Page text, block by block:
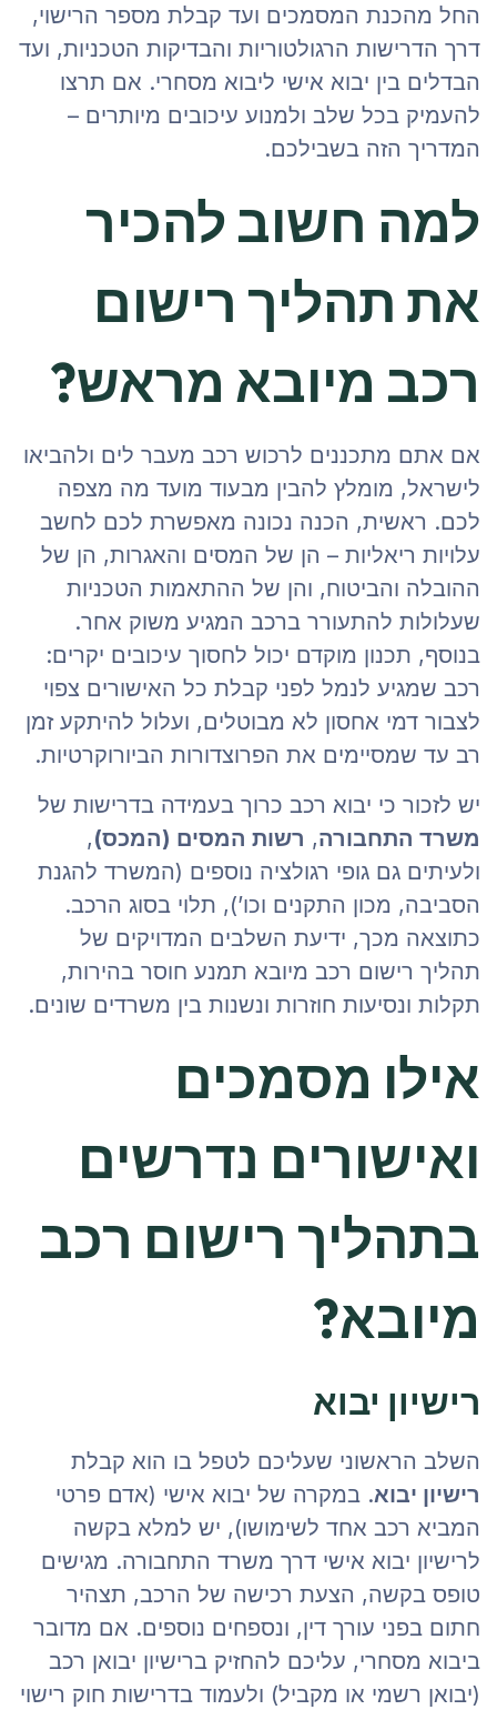
החל מהכנת המסמכים ועד קבלת מספר הרישוי,
דרך הדרישות הרגולטוריות והבדיקות הטכניות, ועד
הבדלים בין יבוא אישי ליבוא מסחרי. אם תרצו
להעמיק בכל שלב ולמנוע עיכובים מיותרים –
המדריך הזה בשבילכם.
למה חשוב להכיר
את תהליך רישום
רכב מיובא מראש?
אם אתם מתכננים לרכוש רכב מעבר לים ולהביאו
לישראל, מומלץ להבין מבעוד מועד מה מצפה
לכם. ראשית, הכנה נכונה מאפשרת לכם לחשב
עלויות ריאליות – הן של המסים והאגרות, הן של
ההובלה והביטוח, והן של ההתאמות הטכניות
שעלולות להתעורר ברכב המגיע משוק אחר.
בנוסף, תכנון מוקדם יכול לחסוך עיכובים יקרים:
רכב שמגיע לנמל לפני קבלת כל האישורים צפוי
לצבור דמי אחסון לא מבוטלים, ועלול להיתקע זמן
רב עד שמסיימים את הפרוצדורות הביורוקרטיות.
יש לזכור כי יבוא רכב כרוך בעמידה בדרישות של
משרד התחבורה,רשות המסים (המכס),
ולעיתים גם גופי רגולציה נוספים (המשרד להגנת
הסביבה, מכון התקנים וכו’), תלוי בסוג הרכב.
כתוצאה מכך, ידיעת השלבים המדויקים של
תהליך רישום רכב מיובא תמנע חוסר בהירות,
תקלות ונסיעות חוזרות ונשנות בין משרדים שונים.
אילו מסמכים
ואישורים נדרשים
בתהליך רישום רכב
מיובא?
רישיון יבוא
השלב הראשוני שעליכם לטפל בו הוא קבלת
רישיון יבוא. במקרה של יבוא אישי (אדם פרטי
המביא רכב אחד לשימושו), יש למלא בקשה
לרישיון יבוא אישי דרך משרד התחבורה. מגישים
טופס בקשה, הצעת רכישה של הרכב, תצהיר
חתום בפני עורך דין, ונספחים נוספים. אם מדובר
ביבוא מסחרי, עליכם להחזיק ברישיון יבואן רכב
(יבואן רשמי או מקביל) ולעמוד בדרישות חוק רישוי